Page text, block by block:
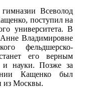
Всеволод
поступил на
университета. В
Владимировне
фельдшерско-
его верным
и науки. Позже за
Кащенко был
из Москвы.